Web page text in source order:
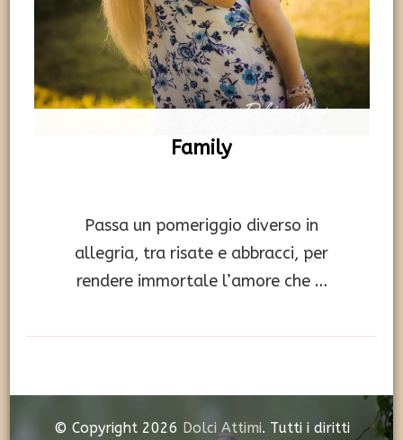
Family
Passa un pomeriggio diverso in
allegria, tra risate e abbracci, per
rendere immortale l’amore che …
© Copyright 2026 Dolci Attimi. Tutti i diritti